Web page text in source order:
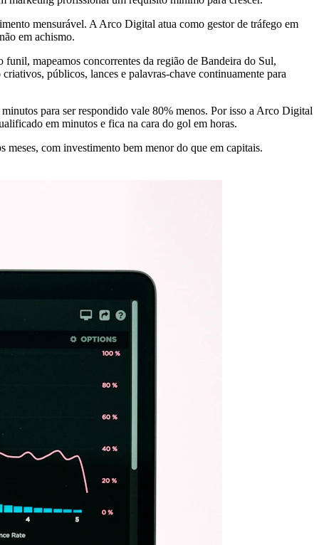
mensurável. A Arco Digital atua como gestor de tráfego em
em achismo.
mapeamos concorrentes da região de Bandeira do Sul,
públicos, lances e palavras-chave continuamente para
para ser respondido vale 80% menos. Por isso a Arco Digital
em minutos e fica na cara do gol em horas.
com investimento bem menor do que em capitais.